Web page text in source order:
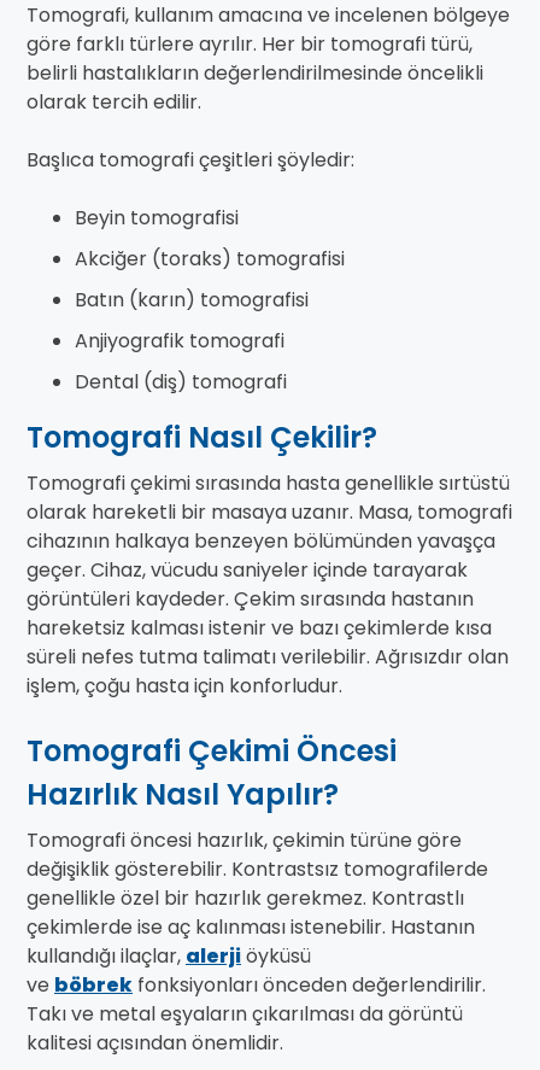
Tomografi, kullanım amacına ve incelenen bölgeye
göre farklı türlere ayrılır. Her bir tomografi türü,
belirli hastalıkların değerlendirilmesinde öncelikli
olarak tercih edilir.
Başlıca tomografi çeşitleri şöyledir:
Beyin tomografisi
Akciğer (toraks) tomografisi
Batın (karın) tomografisi
Anjiyografik tomografi
Dental (diş) tomografi
Tomografi Nasıl Çekilir?
Tomografi çekimi sırasında hasta genellikle sırtüstü
olarak hareketli bir masaya uzanır. Masa, tomografi
cihazının halkaya benzeyen bölümünden yavaşça
geçer. Cihaz, vücudu saniyeler içinde tarayarak
görüntüleri kaydeder. Çekim sırasında hastanın
hareketsiz kalması istenir ve bazı çekimlerde kısa
süreli nefes tutma talimatı verilebilir. Ağrısızdır olan
işlem, çoğu hasta için konforludur.
Tomografi Çekimi Öncesi
Hazırlık Nasıl Yapılır?
Tomografi öncesi hazırlık, çekimin türüne göre
değişiklik gösterebilir. Kontrastsız tomografilerde
genellikle özel bir hazırlık gerekmez. Kontrastlı
çekimlerde ise aç kalınması istenebilir. Hastanın
kullandığı ilaçlar, alerjiöyküsü
ve böbrek fonksiyonları önceden değerlendirilir.
Takı ve metal eşyaların çıkarılması da görüntü
kalitesi açısından önemlidir.